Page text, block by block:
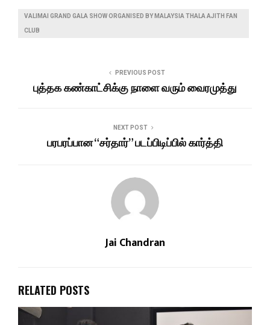
VALIMAI GRAND GALA SHOW ORGANISED BY MALAYSIA THALA AJITH FAN
CLUB
PREVIOUS POST
புத்தக கண்காட்சிக்கு நாளை வரும் வைரமுத்து
NEXT POST
பரபரப்பான “சர்தார்” படப்பிடிப்பில் கார்த்தி
Jai Chandran
RELATED POSTS